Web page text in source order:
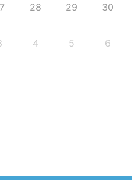
28 29 30
4 5 6